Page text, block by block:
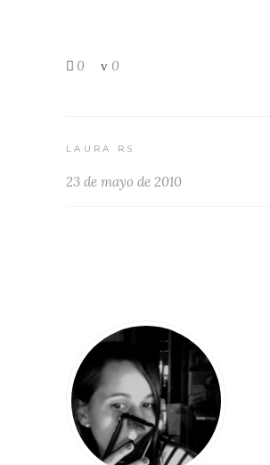
0 0
LAURA RS
23 de mayo de 2010